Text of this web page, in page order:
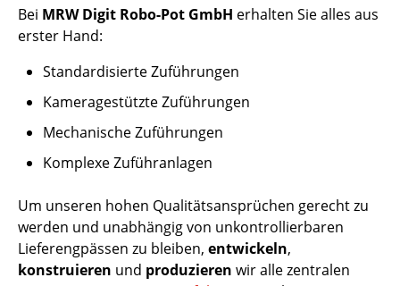
Bei MRW Digit Robo-Pot GmbH erhalten Sie alles aus
erster Hand:
Standardisierte Zuführungen
Kameragestützte Zuführungen
Mechanische Zuführungen
Komplexe Zuführanlagen
Um unseren hohen Qualitätsansprüchen gerecht zu
werden und unabhängig von unkontrollierbaren
Lieferengpässen zu bleiben, entwickeln,
konstruieren und produzieren wir alle zentralen